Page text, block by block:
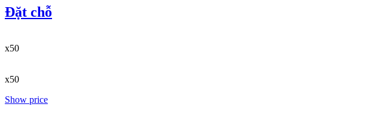
Đặt chỗ
x50
x50
Show price